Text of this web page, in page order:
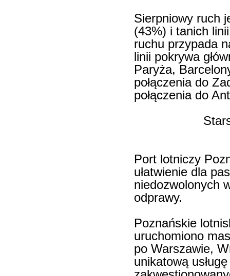
Sierpniowy ruch
(43%) i tanich
ruchu przypada
linii pokrywa
Paryża,
połączenia do
połączenia do
Port lotniczy
ułatwienie dla
niedozwolonych
odprawy.
Poznańskie
uruchomiono
po Warszawie,
unikatową